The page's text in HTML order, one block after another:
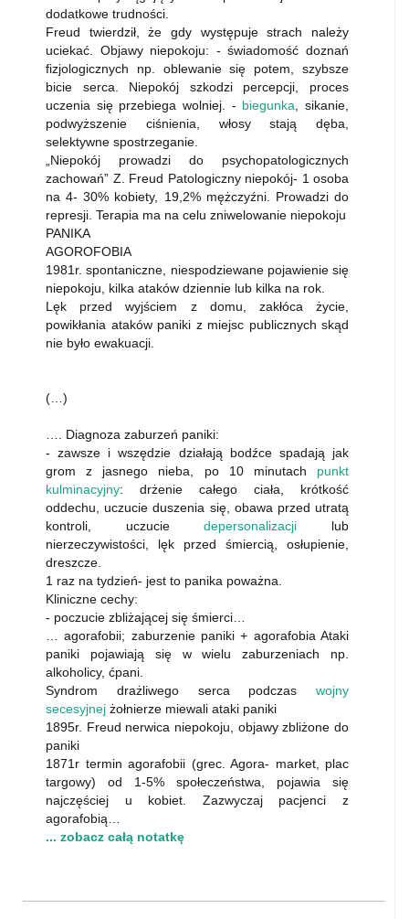
dodatkowe trudności.
Freud twierdził, że gdy występuje strach należy
uciekać. Objawy niepokoju: - świadomość doznań
fizjologicznych np. oblewanie się potem, szybsze
bicie serca. Niepokój szkodzi percepcji, proces
uczenia się przebiega wolniej. - biegunka , sikanie,
podwyższenie ciśnienia, włosy stają dęba,
selektywne spostrzeganie.
„Niepokój prowadzi do psychopatologicznych
zachowań” Z. Freud Patologiczny niepokój- 1 osoba
na 4- 30% kobiety, 19,2% mężczyźni. Prowadzi do
represji. Terapia ma na celu zniwelowanie niepokoju
PANIKA
AGOROFOBIA
1981r. spontaniczne, niespodziewane pojawienie się
niepokoju, kilka ataków dziennie lub kilka na rok.
Lęk przed wyjściem z domu, zakłóca życie,
powikłania ataków paniki z miejsc publicznych skąd
nie było ewakuacji.
(…)
…. Diagnoza zaburzeń paniki:
- zawsze i wszędzie działają bodźce spadają jak
grom z jasnego nieba, po 10 minutach punkt
kulminacyjny: drżenie całego ciała, krótkość
oddechu, uczucie duszenia się, obawa przed utratą
kontroli, uczuciedepersonalizacji lub
nierzeczywistości, lęk przed śmiercią, osłupienie,
dreszcze.
1 raz na tydzień- jest to panika poważna.
Kliniczne cechy:
- poczucie zbliżającej się śmierci…
… agorafobii; zaburzenie paniki + agorafobia Ataki
paniki pojawiają się w wielu zaburzeniach np.
alkoholicy, ćpani.
Syndrom drażliwego serca podczas wojny
secesyjnej żołnierze miewali ataki paniki
1895r. Freud nerwica niepokoju, objawy zbliżone do
paniki
1871r termin agorafobii (grec. Agora- market, plac
targowy) od 1-5% społeczeństwa, pojawia się
najczęściej u kobiet. Zazwyczaj pacjenci z
agorafobią…
... zobacz całą notatkę